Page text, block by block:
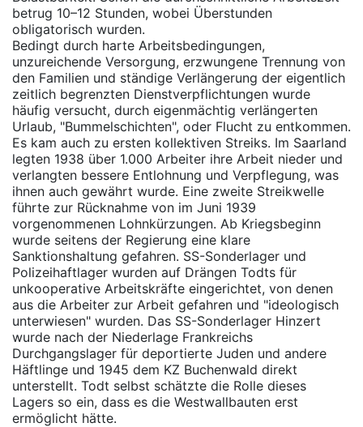
betrug 10–12 Stunden, wobei Überstunden
obligatorisch wurden.
Bedingt durch harte Arbeitsbedingungen,
unzureichende Versorgung, erzwungene Trennung von
den Familien und ständige Verlängerung der eigentlich
zeitlich begrenzten Dienstverpflichtungen wurde
häufig versucht, durch eigenmächtig verlängerten
Urlaub, "Bummelschichten", oder Flucht zu entkommen.
Es kam auch zu ersten kollektiven Streiks. Im Saarland
legten 1938 über 1.000 Arbeiter ihre Arbeit nieder und
verlangten bessere Entlohnung und Verpflegung, was
ihnen auch gewährt wurde. Eine zweite Streikwelle
führte zur Rücknahme von im Juni 1939
vorgenommenen Lohnkürzungen. Ab Kriegsbeginn
wurde seitens der Regierung eine klare
Sanktionshaltung gefahren. SS-Sonderlager und
Polizeihaftlager wurden auf Drängen Todts für
unkooperative Arbeitskräfte eingerichtet, von denen
aus die Arbeiter zur Arbeit gefahren und "ideologisch
unterwiesen" wurden. Das SS-Sonderlager Hinzert
wurde nach der Niederlage Frankreichs
Durchgangslager für deportierte Juden und andere
Häftlinge und 1945 dem KZ Buchenwald direkt
unterstellt. Todt selbst schätzte die Rolle dieses
Lagers so ein, dass es die Westwallbauten erst
ermöglicht hätte.